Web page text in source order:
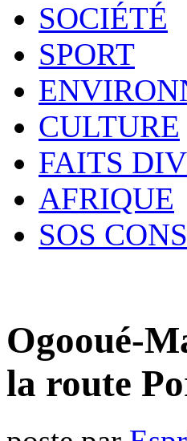
SOCIÉTÉ
SPORT
CULTURE
FAITS
AFRIQUE
SOS
Ogooué-
la route